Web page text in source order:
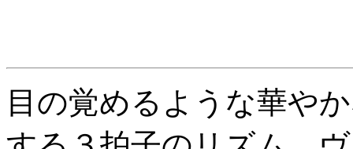
目の覚めるような華や